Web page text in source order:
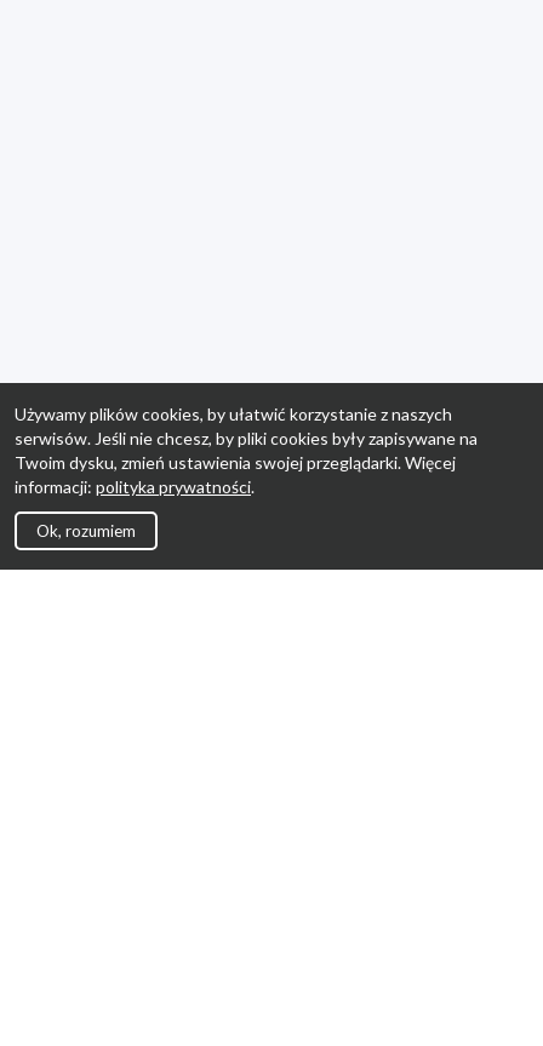
Używamy plików cookies, by ułatwić korzystanie z naszych
serwisów. Jeśli nie chcesz, by pliki cookies były zapisywane na
Twoim dysku, zmień ustawienia swojej przeglądarki. Więcej
informacji: polityka prywatności.
Ok, rozumiem